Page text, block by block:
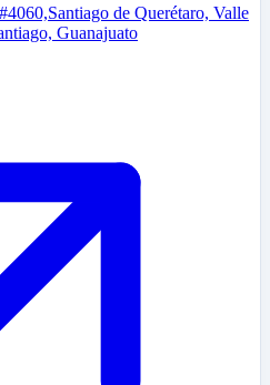
de Querétaro, Valle
Guanajuato